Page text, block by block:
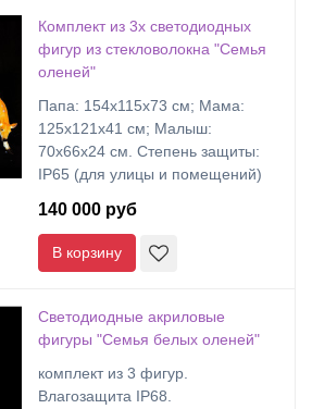
Комплект из 3х светодиодных
фигур из стекловолокна "Семья
оленей"
Папа: 154х115х73 см; Мама:
125х121х41 см; Малыш:
70х66х24 см. Степень защиты:
IP65 (для улицы и помещений)
140 000 руб
В корзину
Светодиодные акриловые
фигуры "Семья белых оленей"
комплект из 3 фигур.
Влагозащита IP68.